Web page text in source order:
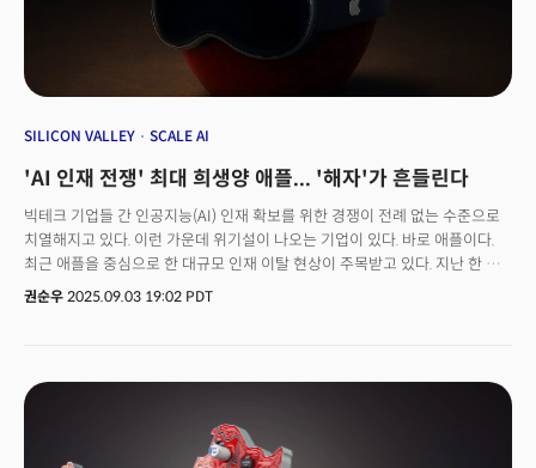
기술 혁명으로 기록될 것"이라면서도 "만약 기대에 못 미친다면 2000년 닷컴
버블보다 훨씬 큰 규모의 경제적 충격이 기다리고 있을 수도 있다"고
SILICON VALLEY SCALE AI
'AI 인재 전쟁' 최대 희생양 애플... '해자'가 흔들린다
빅테크 기업들 간 인공지능(AI) 인재 확보를 위한 경쟁이 전례 없는 수준으로
치열해지고 있다. 이런 가운데 위기설이 나오는 기업이 있다. 바로 애플이다.
최근 애플을 중심으로 한 대규모 인재 이탈 현상이 주목받고 있다. 지난 한 주
동안만 애플의 AI 핵심 연구진 4명이 메타, 오픈AI, 앤스로픽 등 경쟁사로 대거
포함해 총 10명의 구성원 중 상당수를 잃었다고 블룸버그통신은 2일
(현지시간) 보도했다. 이번 주에만 팀에 소속됐던 존 피블스와 난 두가
오픈AI로 이직했고, 자오 멍 등이 앤스로픽으로 향했다. 로보틱스 AI 연구
책임자 지안 장은 메타 로보틱스 스튜디오에 합류했다. 앞서 팀을 이끌던
권순우 2025.09.03 19:02 PDT